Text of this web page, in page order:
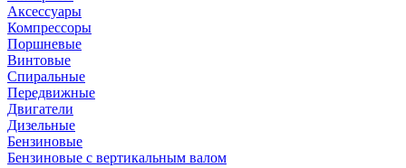
Аксессуары
Компрессоры
Поршневые
Винтовые
Спиральные
Передвижные
Двигатели
Дизельные
Бензиновые
Бензиновые с вертикальным валом